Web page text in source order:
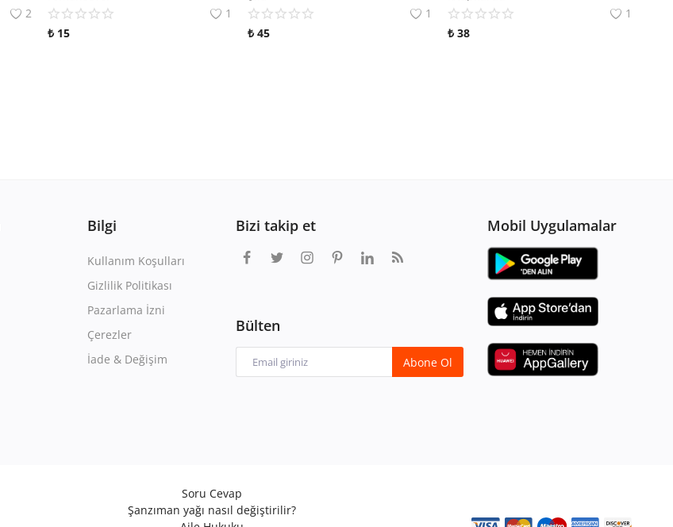
2
1
₺ 15
1
₺ 45
1
₺ 38
Bilgi
Kullanım Koşulları
Gizlilik Politikası
Pazarlama İzni
Çerezler
İade & Değişim
Bizi takip et
Bülten
Abone Ol
Mobil Uygulamalar
Soru Cevap
Şanzıman yağı nasıl değiştirilir?